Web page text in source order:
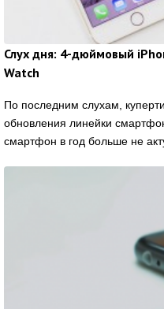
Слух дня: 4-дюймовый
Watch
По последним слухам,
обновления линейки
смартфон в год больше не